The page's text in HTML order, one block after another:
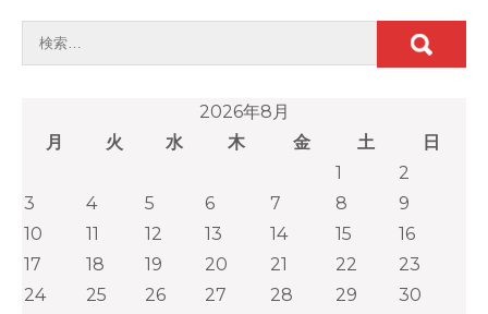
2026年8月
月
火 水 木 金 土
日
1
2
3
4 5 6 7 8
9
10
11 12 13 14 15
16
17
18 19 20 21 22
23
24
25 26 27 28 29
30